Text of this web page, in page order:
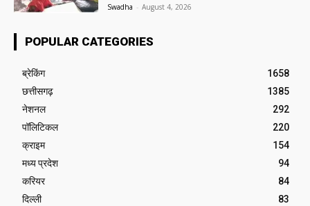
Swadha - August 4, 2026
POPULAR CATEGORIES
ब्रेकिंग
1658
छत्तीसगढ़
1385
नेशनल
292
पॉलिटिकल
220
क्राइम
154
मध्य प्रदेश
94
करियर
84
दिल्ली
83